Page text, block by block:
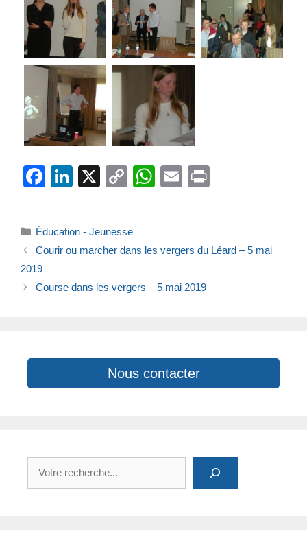
F
e
o
Li
e
n
X
C
y
n
W
s
p
E
Catégories
Éducation - Jeunesse
Courir ou marcher dans les vergers du Léard – 5 mai
2019
Course dans les vergers – 5 mai 2019
Nous contacter